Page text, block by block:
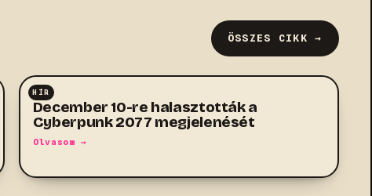
ÖSSZES CIKK →
HÍR
RPG
December 10-re halasztották a
Cyberpunk 2077 megjelenését
Olvasom →